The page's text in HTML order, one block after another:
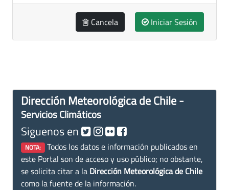
Cancela Iniciar Sesión
Dirección Meteorológica de Chile -
Servicios Climáticos
Siguenos en
NOTA: Todos los datos e información publicados en
este Portal son de acceso y uso público; no obstante,
se solicita citar a la Dirección Meteorológica de Chile
como la fuente de la información.